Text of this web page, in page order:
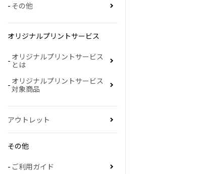
その他
オリジナルプリントサービス
オリジナルプリントサービス
とは
オリジナルプリントサービス
対象商品
アウトレット
その他
ご利用ガイド